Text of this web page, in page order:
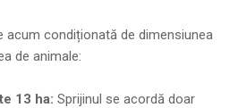
acum condiționată de dimensiunea
de animale:
13 ha: Sprijinul se acordă doar